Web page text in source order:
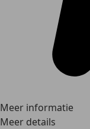
Meer informatie
Meer details